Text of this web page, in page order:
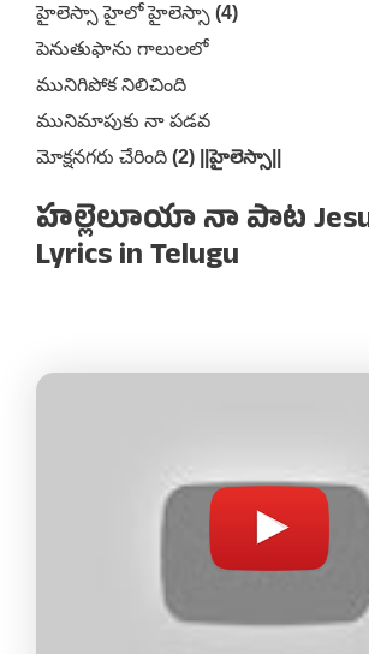
హైలెస్సా హైలో హైలెస్సా (4)
పెనుతుఫాను గాలులలో
మునిగిపోక నిలిచింది
మునిమాపుకు నా పడవ
మోక్షనగరు చేరింది (2) ||హైలెస్సా||
హల్లెలూయా నా పాట
Lyrics in Telugu